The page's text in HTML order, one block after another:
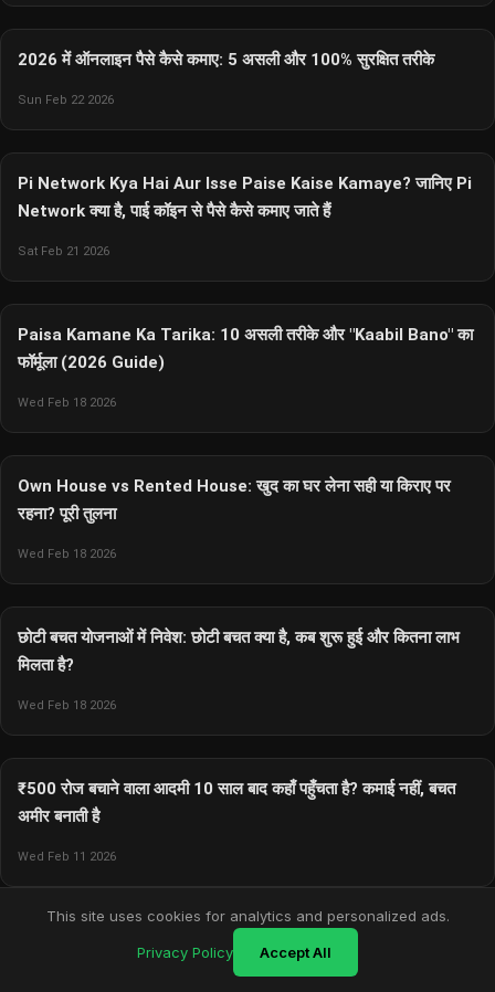
This site uses cookies for analytics and personalized ads.
Privacy Policy Accept All
2026 में ऑनलाइन पैसे कैसे कमाए: 5 असली और 100% सुरक्षित तरीके
Sun Feb 22 2026
Pi Network Kya Hai Aur Isse Paise Kaise Kamaye? जानिए Pi
Network क्या है, पाई कॉइन से पैसे कैसे कमाए जाते हैं
Sat Feb 21 2026
Paisa Kamane Ka Tarika: 10 असली तरीके और "Kaabil Bano" का
फॉर्मूला (2026 Guide)
Wed Feb 18 2026
Own House vs Rented House: खुद का घर लेना सही या किराए पर
रहना? पूरी तुलना
Wed Feb 18 2026
छोटी बचत योजनाओं में निवेश: छोटी बचत क्या है, कब शुरू हुई और कितना लाभ
मिलता है?
Wed Feb 18 2026
₹500 रोज बचाने वाला आदमी 10 साल बाद कहाँ पहुँचता है? कमाई नहीं, बचत
अमीर बनाती है
Wed Feb 11 2026